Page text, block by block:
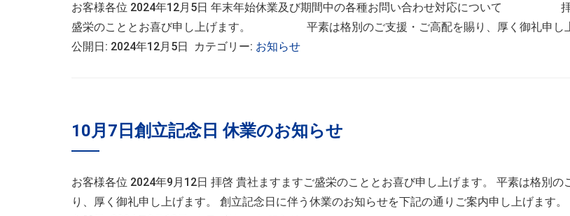
お客様各位 2024年12月5日 年末年始休業及び期間中の各種お問い合わせ対応について 拝
盛栄のこととお喜び申し上げます。 平素は格別のご支援・ご高配を賜り、厚く御礼申
公開日: 2024年12月5日 カテゴリー: お知らせ
10月7日創立記念日 休業のお知らせ
お客様各位 2024年9月12日 拝啓 貴社ますますご盛栄のこととお喜び申し上げます。 平素は格別の
り、厚く御礼申し上げます。 創立記念日に伴う休業のお知らせを下記の通りご案内申し